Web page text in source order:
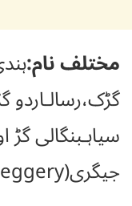
مختلف نام:
سیاہـبنگالی
جیگری(Jeggery)کہتے ہیں۔